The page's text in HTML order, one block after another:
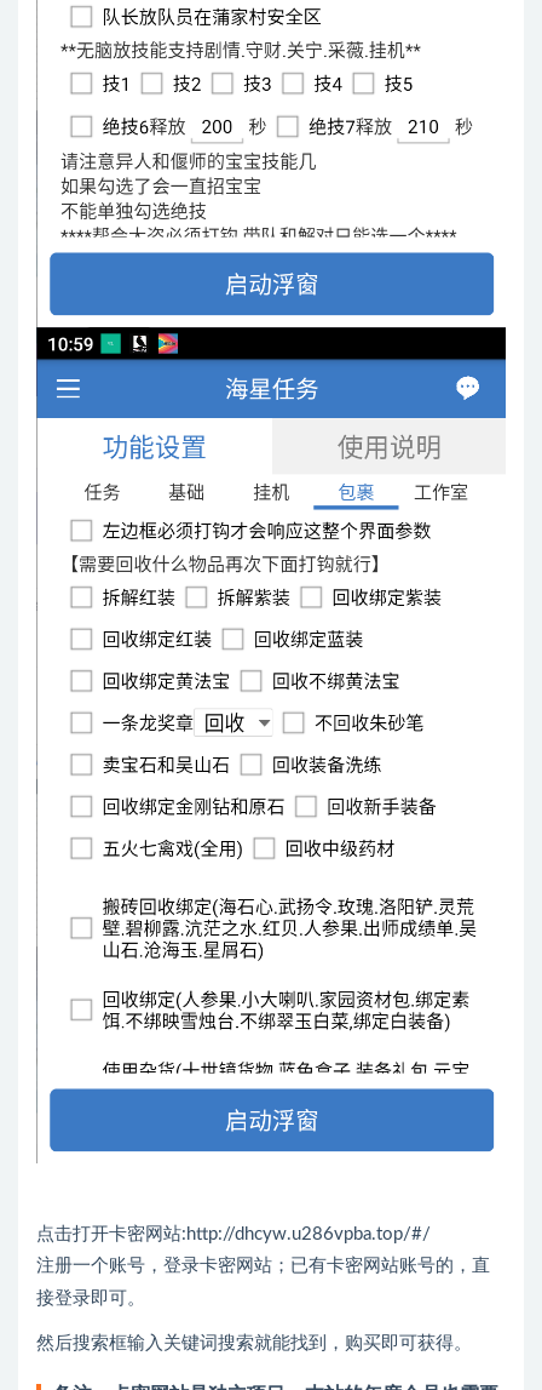
点击打开卡密网站: http://dhcyw.u286vpba.top/#/
注册一个账号，登录卡密网站；已有卡密网站账号的，直
接登录即可。
然后搜索框输入关键词搜索就能找到，购买即可获得。